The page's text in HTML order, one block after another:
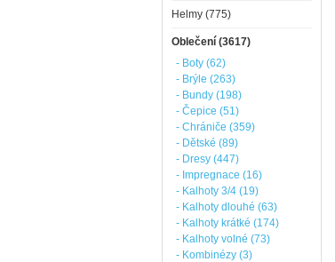
Helmy (775)
Oblečení (3617)
- Boty (62)
- Brýle (263)
- Bundy (198)
- Čepice (51)
- Chrániče (359)
- Dětské (89)
- Dresy (447)
- Impregnace (16)
- Kalhoty 3/4 (19)
- Kalhoty dlouhé (63)
- Kalhoty krátké (174)
- Kalhoty volné (73)
- Kombinézy (3)